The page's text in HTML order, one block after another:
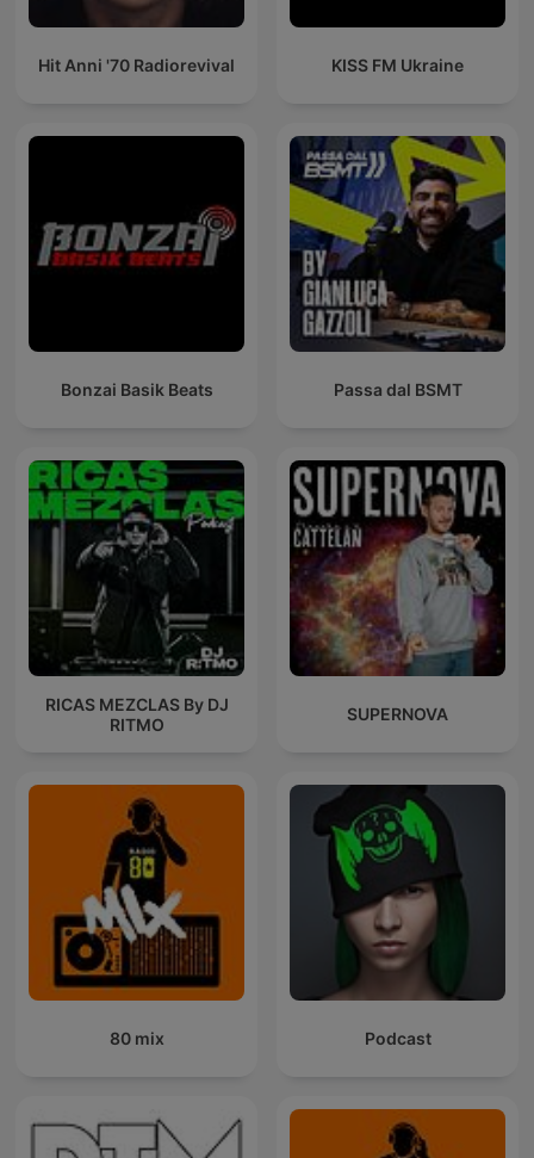
Hit Anni '70 Radiorevival KISS FM Ukraine
Bonzai Basik Beats Passa dal BSMT
RICAS MEZCLAS By DJ
RITMO
SUPERNOVA
80 mix Podcast